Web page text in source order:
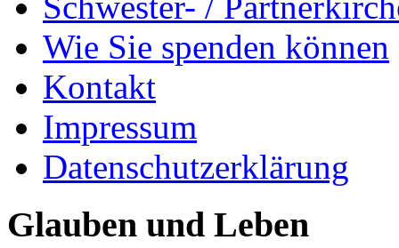
Wie Sie spenden können
Kontakt
Impressum
Datenschutzerklärung
Glauben und Leben